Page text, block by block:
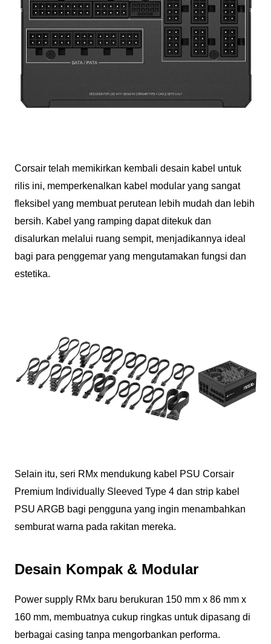
Corsair telah memikirkan kembali desain kabel untuk
rilis ini, memperkenalkan kabel modular yang sangat
fleksibel yang membuat perutean lebih mudah dan lebih
bersih. Kabel yang ramping dapat ditekuk dan
disalurkan melalui ruang sempit, menjadikannya ideal
bagi para penggemar yang mengutamakan fungsi dan
estetika.
Selain itu, seri RMx mendukung kabel PSU Corsair
Premium Individually Sleeved Type 4 dan strip kabel
PSU ARGB bagi pengguna yang ingin menambahkan
semburat warna pada rakitan mereka.
Desain Kompak & Modular
Power supply RMx baru berukuran 150 mm x 86 mm x
160 mm, membuatnya cukup ringkas untuk dipasang di
berbagai casing tanpa mengorbankan performa.